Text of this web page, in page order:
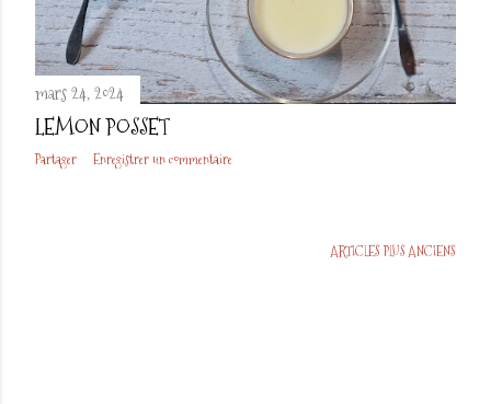
mars 24, 2024
LEMON POSSET
Partager Enregistrer un commentaire
ARTICLES PLUS ANCIENS